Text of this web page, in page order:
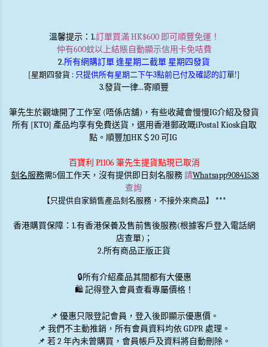
溫馨提示：1.訂單買滿 HK$600 即可順豐免運！
仲有600蚊以上結賬自動顯示信用卡免咭費
2.所有網購訂單 逢星期二截單 星期四發貨
[星期四發貨 : 只提供所有星期二下午3點前已付及確認的訂單!]
3.發貨一律...寄順豐
筆先生於觀塘開了工作室 (唔係店舖)，有些收藏會慢慢IG介紹及發貨
所有 [KTO] 產品均享有免費送貨，選用香港郵政嘅iPostal Kiosk自取
點。順豐加HK＄20 可IG
百寶利 P1106 筆先生提貨點現已取消
刻名服務需5個工作天，沒有提供即日刻名服務請Whatsapp90841538
查詢
【只提供自家銷售產品刻名服務，不接外來商品】 ***
香港購買保障：1.有香港保養及售前售後服務(根據客戶登入電話網
店查單)；
2.所有商品正版正貨
🔒所有介紹產品其間都有大優惠
🛍️ 記得登入會員查看專屬價格！
📌 優惠只限登記會員 ，登入後即顯示優惠價。
📌 我們不主動推銷 ，所有會員資料均依 GDPR 處理。
📌 若 2 年內未曾購買，會員帳戶及資料將自動刪除。